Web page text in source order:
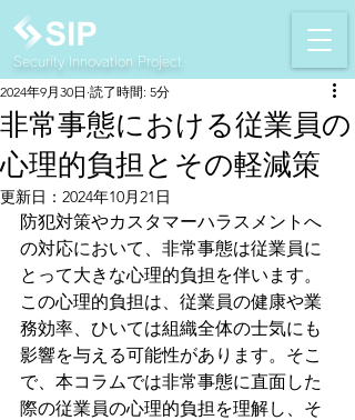
Security Innovation Project
非常事態における従業員の
心理的負担とその軽減策
2024年9月30日 読了時間: 5分
更新日： 2024年10月21日
防犯対策やカスタマーハラスメントへ
の対応において、非常事態は従業員に
とって大きな心理的負担を伴います。
この心理的負担は、従業員の健康や業
務効率、ひいては組織全体の士気にも
影響を与える可能性があります。そこ
で、本コラムでは非常事態に直面した
際の従業員の心理的負担を理解し、そ